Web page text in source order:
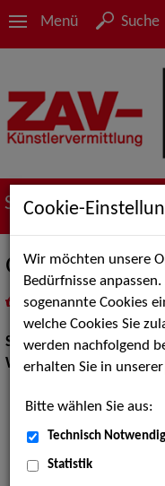
Menü Suche
Suche nach
Glamour Pink
inMeine Merkliste
Show:Walk Acts
Walk Acts Animation:
Cookie-
Wir möchten unsere
Bedürfnisse
sogenannte Cookies
welche Cookies Sie
werden nachfolgend
erhalten Sie in unserer
Bitte wählen Sie aus:
Technisch Notwendig
Statistik